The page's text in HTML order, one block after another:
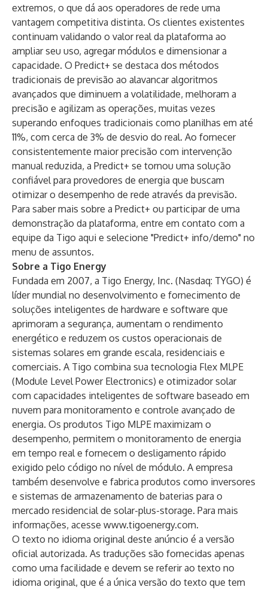
extremos, o que dá aos operadores de rede uma
vantagem competitiva distinta. Os clientes existentes
continuam validando o valor real da plataforma ao
ampliar seu uso, agregar módulos e dimensionar a
capacidade. O Predict+ se destaca dos métodos
tradicionais de previsão ao alavancar algoritmos
avançados que diminuem a volatilidade, melhoram a
precisão e agilizam as operações, muitas vezes
superando enfoques tradicionais como planilhas em até
11%, com cerca de 3% de desvio do real. Ao fornecer
consistentemente maior precisão com intervenção
manual reduzida, a Predict+ se tornou uma solução
confiável para provedores de energia que buscam
otimizar o desempenho de rede através da previsão.
Para saber mais sobre a Predict+ ou participar de uma
demonstração da plataforma, entre em contato com a
equipe da Tigo aqui e selecione "Predict+ info/demo" no
menu de assuntos.
Sobre a Tigo Energy
Fundada em 2007, a Tigo Energy, Inc. (Nasdaq: TYGO) é
líder mundial no desenvolvimento e fornecimento de
soluções inteligentes de hardware e software que
aprimoram a segurança, aumentam o rendimento
energético e reduzem os custos operacionais de
sistemas solares em grande escala, residenciais e
comerciais. A Tigo combina sua tecnologia Flex MLPE
(Module Level Power Electronics) e otimizador solar
com capacidades inteligentes de software baseado em
nuvem para monitoramento e controle avançado de
energia. Os produtos Tigo MLPE maximizam o
desempenho, permitem o monitoramento de energia
em tempo real e fornecem o desligamento rápido
exigido pelo código no nível de módulo. A empresa
também desenvolve e fabrica produtos como inversores
e sistemas de armazenamento de baterias para o
mercado residencial de solar-plus-storage. Para mais
informações, acesse www.tigoenergy.com.
O texto no idioma original deste anúncio é a versão
oficial autorizada. As traduções são fornecidas apenas
como uma facilidade e devem se referir ao texto no
idioma original, que é a única versão do texto que tem